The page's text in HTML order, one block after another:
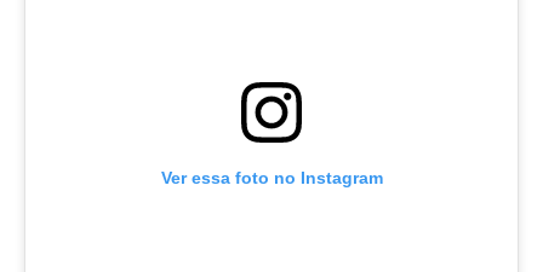
Ver essa foto no Instagram